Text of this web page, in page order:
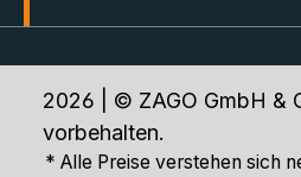
2026 | © ZAGO GmbH &
vorbehalten.
* Alle Preise verstehen sich